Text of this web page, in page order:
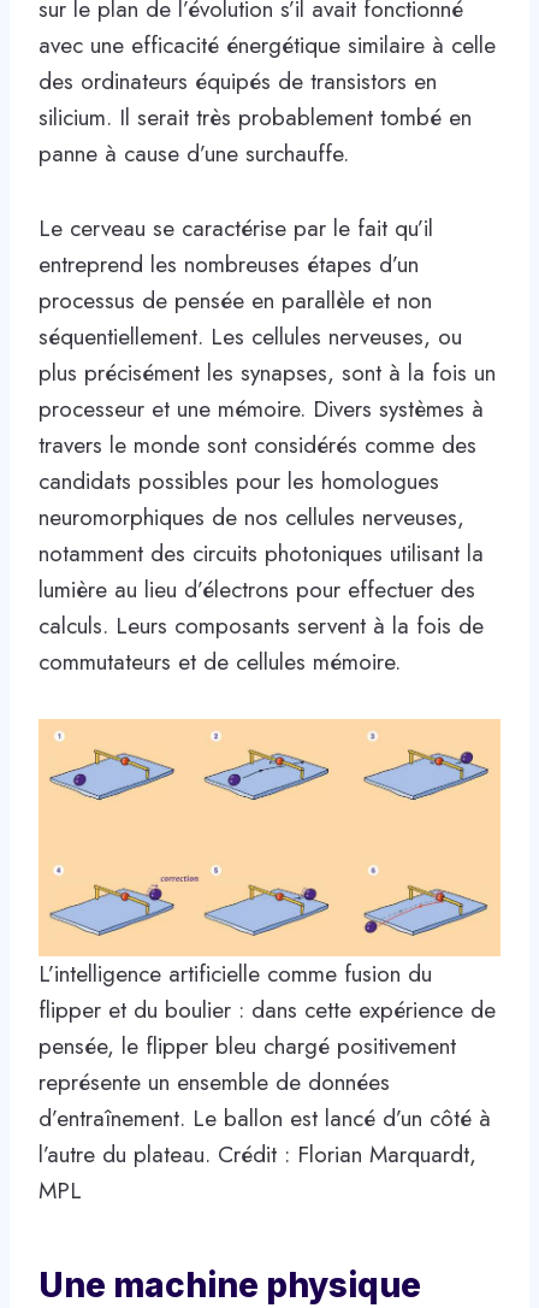
sur le plan de l’évolution s’il avait fonctionné
avec une efficacité énergétique similaire à celle
des ordinateurs équipés de transistors en
silicium. Il serait très probablement tombé en
panne à cause d’une surchauffe.
Le cerveau se caractérise par le fait qu’il
entreprend les nombreuses étapes d’un
processus de pensée en parallèle et non
séquentiellement. Les cellules nerveuses, ou
plus précisément les synapses, sont à la fois un
processeur et une mémoire. Divers systèmes à
travers le monde sont considérés comme des
candidats possibles pour les homologues
neuromorphiques de nos cellules nerveuses,
notamment des circuits photoniques utilisant la
lumière au lieu d’électrons pour effectuer des
calculs. Leurs composants servent à la fois de
commutateurs et de cellules mémoire.
L’intelligence artificielle comme fusion du
flipper et du boulier : dans cette expérience de
pensée, le flipper bleu chargé positivement
représente un ensemble de données
d’entraînement. Le ballon est lancé d’un côté à
l’autre du plateau. Crédit : Florian Marquardt,
MPL
Une machine physique